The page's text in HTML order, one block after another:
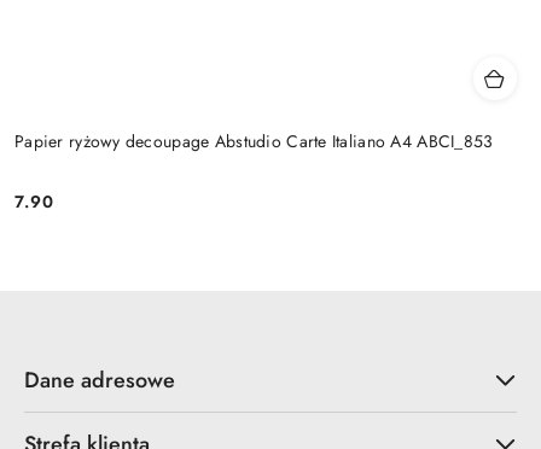
Papier ryżowy decoupage Abstudio Carte Italiano A4 ABCI_853
Cena:
7.90
Dane adresowe